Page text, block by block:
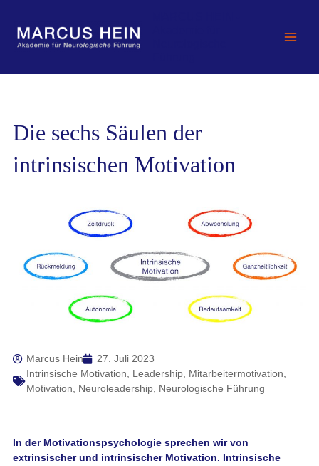
springen
Die sechs Säulen der
intrinsischen Motivation
Marcus Hein
27. Juli 2023
Intrinsische Motivation, Leadership, Mitarbeitermotivation,
Motivation, Neuroleadership, Neurologische Führung
In der Motivationspsychologie sprechen wir von
extrinsischer und intrinsischer Motivation. Intrinsische